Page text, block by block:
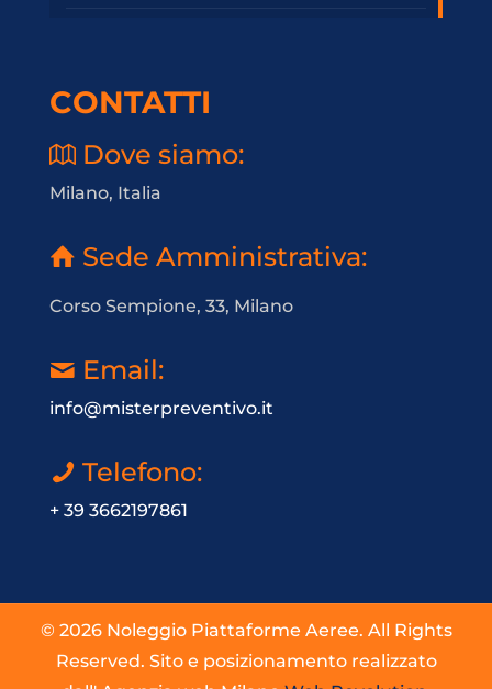
CONTATTI
Dove siamo:
Milano, Italia
Sede Amministrativa:
Corso Sempione, 33, Milano
Email:
info@misterpreventivo.it
Telefono:
+ 39 3662197861
© 2026 Noleggio Piattaforme Aeree. All Rights
Reserved. Sito e posizionamento realizzato